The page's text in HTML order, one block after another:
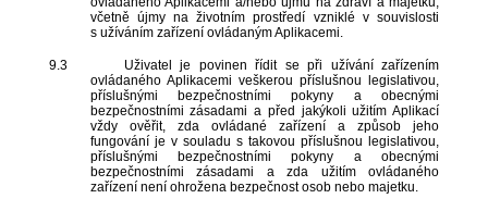
včetně újmy na životním prostředí vzniklé v souvislosti
s užíváním zařízení ovládaným Aplikacemi.
9.3
Uživatel je povinen řídit se při užívání zařízením
ovládaného Aplikacemi veškerou příslušnou legislativou,
příslušnými bezpečnostními pokyny a obecnými
bezpečnostními zásadami a před jakýkoli užitím Aplikací
vždy ověřit, zda ovládané zařízení a způsob jeho
fungování je v souladu s takovou příslušnou legislativou,
příslušnými bezpečnostními pokyny a obecnými
bezpečnostními zásadami a zda užitím ovládaného
zařízení není ohrožena bezpečnost osob nebo majetku.